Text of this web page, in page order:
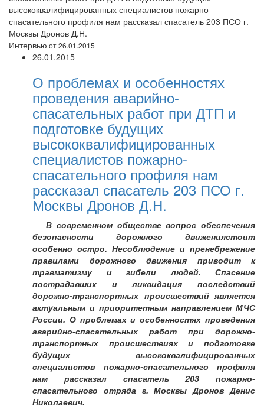
высококвалифицированных специалистов пожарно-
спасательного профиля нам рассказал спасатель 203 ПСО г.
Москвы Дронов Д.Н.
Интервью от 26.01.2015
26.01.2015
О проблемах и особенностях
проведения аварийно-
спасательных работ при ДТП и
подготовке будущих
высококвалифицированных
специалистов пожарно-
спасательного профиля нам
рассказал спасатель 203 ПСО г.
Москвы Дронов Д.Н.
В современном обществе вопрос обеспечения
безопасности дорожного движениястоит
особенно остро. Несоблюдение и пренебрежение
правилами дорожного движения приводит к
травматизму и гибели людей. Спасение
пострадавших и ликвидация последствий
дорожно-транспортных происшествий является
актуальным и приоритетным направлением МЧС
России. О проблемах и особенностях проведения
аварийно-спасательных работ при дорожно-
транспортных происшествиях и подготовке
будущих высококвалифицированных
специалистов пожарно-спасательного профиля
нам рассказал спасатель 203 пожарно-
спасательного отряда г. Москвы Дронов Денис
Николаевич.